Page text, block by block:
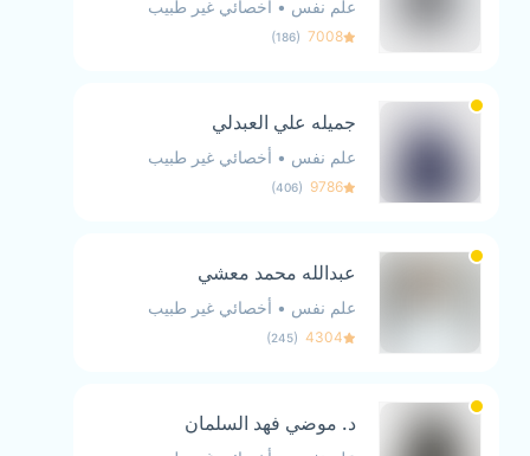
علم نفس • أخصائي غير طبيب
7008
(
186
)
جميله علي العبدلي
علم نفس • أخصائي غير طبيب
9786
(
406
)
عبدالله محمد معشي
علم نفس • أخصائي غير طبيب
4304
(
245
)
د. موضي فهد السلمان